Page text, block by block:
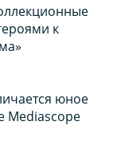
к
юное
Mediascope